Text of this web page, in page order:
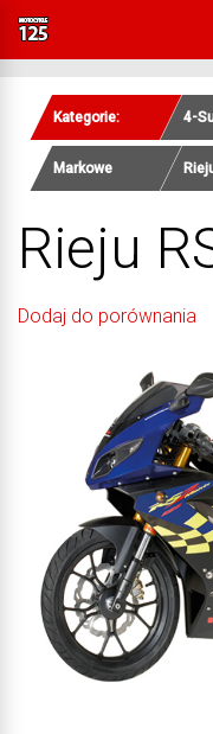
Kategorie: 4-
Markowe
Rieju
Dodaj do porównania